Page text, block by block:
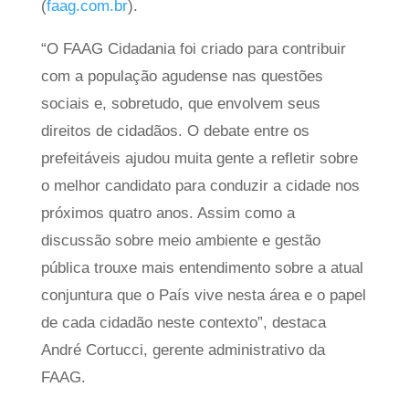
(faag.com.br).
“O FAAG Cidadania foi criado para contribuir
com a população agudense nas questões
sociais e, sobretudo, que envolvem seus
direitos de cidadãos. O debate entre os
prefeitáveis ajudou muita gente a refletir sobre
o melhor candidato para conduzir a cidade nos
próximos quatro anos. Assim como a
discussão sobre meio ambiente e gestão
pública trouxe mais entendimento sobre a atual
conjuntura que o País vive nesta área e o papel
de cada cidadão neste contexto”, destaca
André Cortucci, gerente administrativo da
FAAG.